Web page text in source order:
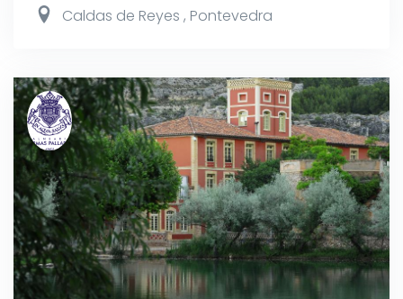
Caldas de Reyes , Pontevedra